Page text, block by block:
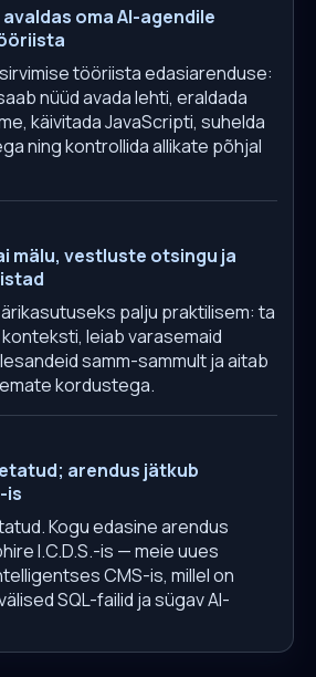
avaldas oma AI-agendile
tööriista edasiarenduse:
nüüd avada lehti, eraldada
käivitada JavaScripti, suhelda
ning kontrollida allikate põhjal
mälu, vestluste otsingu ja
palju praktilisem: ta
leiab varasemaid
samm-sammult ja aitab
kordustega.
arendus jätkub
is
Kogu edasine arendus
I.C.D.S.-is — meie uues
CMS-is, millel on
SQL-failid ja sügav AI-